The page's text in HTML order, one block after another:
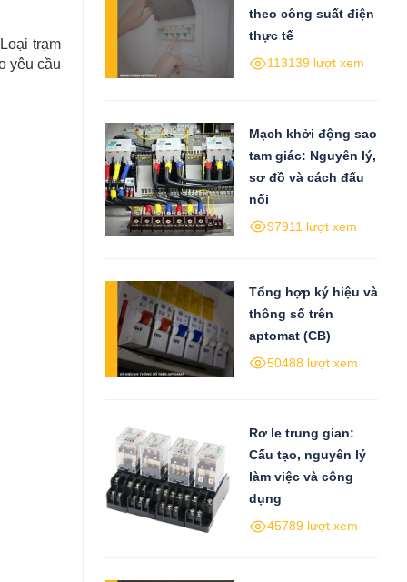
Loạitrạm
yêu cầu
theo công suất điện
thực tế
113139 lượt xem
Mạch khởi động sao
tam giác: Nguyên lý,
sơ đồ và cách đấu
nối
97911 lượt xem
Tổng hợp ký hiệu và
thông số trên
aptomat (CB)
50488 lượt xem
Rơ le trung gian:
Cấu tạo, nguyên lý
làm việc và công
dụng
45789 lượt xem